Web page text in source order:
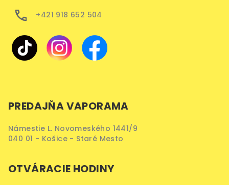
+421 918 652 504
PREDAJŇA VAPORAMA
Námestie L. Novomeského 1441/9
040 01 - Košice - Staré Mesto
OTVÁRACIE HODINY